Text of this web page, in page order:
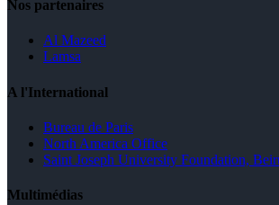
Nos partenaires
Al Mazeed
Lamsa
A l'International
Bureau de Paris
North America Office
Saint Joseph University Foundation,
Multimédias